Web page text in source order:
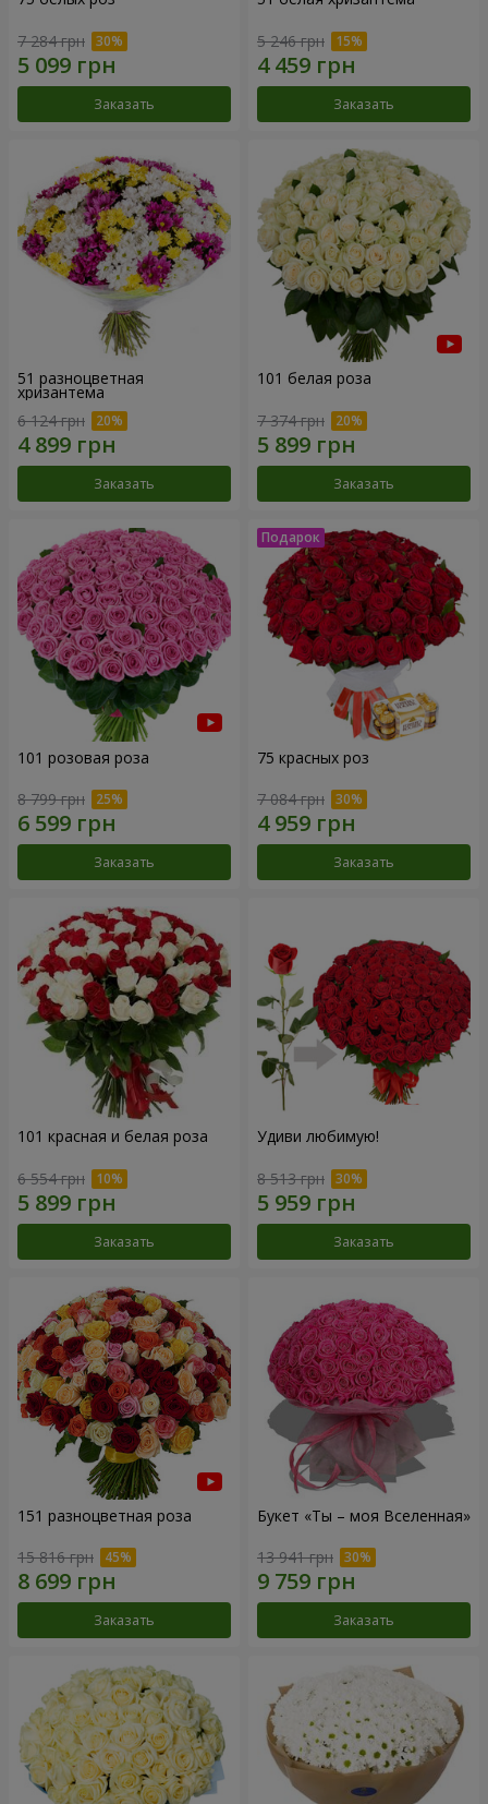
7 284 грн
Заказать
5 246 грн
Заказать
51 разноцветная
хризантема
6 124 грн
Заказать
101 белая роза
7 374 грн
Заказать
101 розовая роза
8 799 грн
Заказать
75 красных роз
7 084 грн
Заказать
101 красная и белая роза
6 554 грн
Заказать
Удиви любимую!
8 513 грн
Заказать
151 разноцветная роза
15 816 грн
Заказать
Букет «Ты – моя Вселенная»
13 941 грн
Заказать